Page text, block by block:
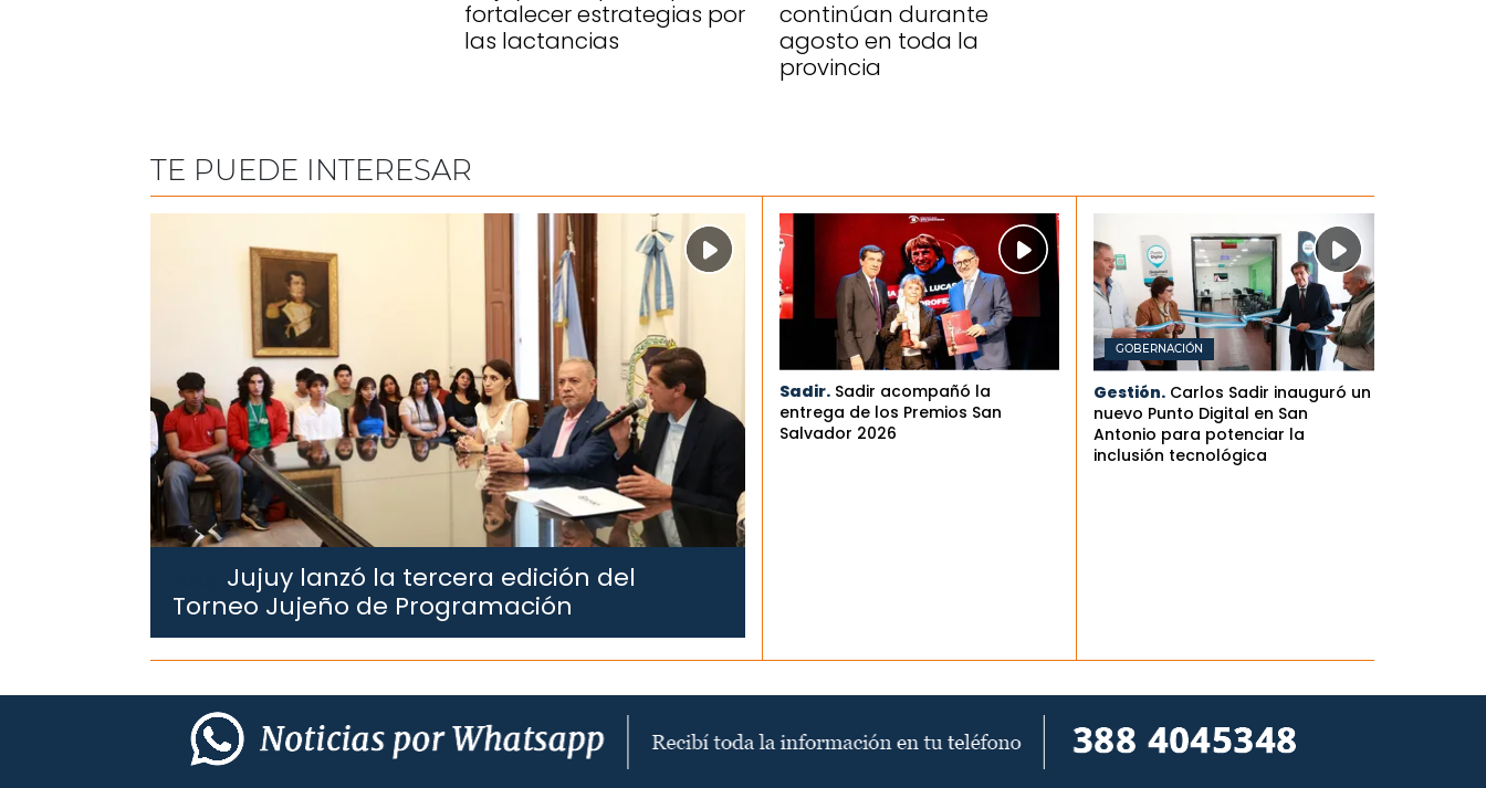
fortalecer estrategias por
las lactancias
continúan durante
agosto en toda la
provincia
TE PUEDE INTERESAR
Jujuy lanzó la tercera edición del
Torneo Jujeño de Programación
Sadir. Sadir acompañó la
entrega de los Premios San
Salvador 2026
GOBERNACIÓN
Gestión. Carlos Sadir inauguró un
nuevo Punto Digital en San
Antonio para potenciar la
inclusión tecnológica